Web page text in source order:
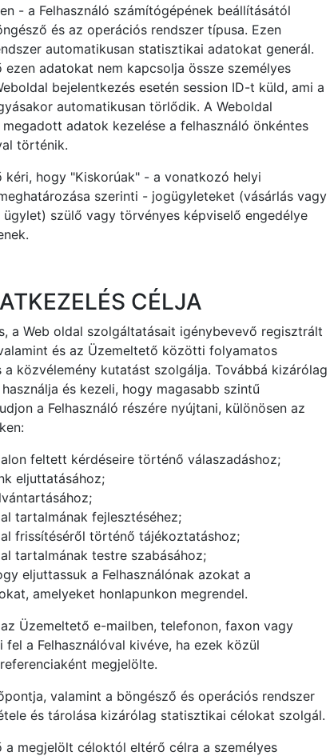
- a Felhasználó számítógépének beállításától
és az operációs rendszer típusa. Ezen
automatikusan statisztikai adatokat generál.
ezen adatokat nem kapcsolja össze személyes
bejelentkezés esetén session ID-t küld, ami a
automatikusan törlődik. A Weboldal
megadott adatok kezelése a felhasználó önkéntes
történik.
kéri, hogy "Kiskorúak" - a vonatkozó helyi
szerinti - jogügyleteket (vásárlás vagy
ügylet) szülő vagy törvényes képviselő engedélye
CÉLJA
a Web oldal szolgáltatásait igénybevevő regisztrált
és az Üzemeltető közötti folyamatos
a közvélemény kutatást szolgálja. Továbbá kizárólag
és kezeli, hogy magasabb szintű
a Felhasználó részére nyújtani, különösen az
feltett kérdéseire történő válaszadáshoz;
eljuttatásához;
tartalmának fejlesztéséhez;
frissítéséről történő tájékoztatáshoz;
tartalmának testre szabásához;
eljuttassuk a Felhasználónak azokat a
amelyeket honlapunkon megrendel.
Üzemeltető e-mailben, telefonon, faxon vagy
fel a Felhasználóval kivéve, ha ezek közül
megjelölte.
valamint a böngésző és operációs rendszer
és tárolása kizárólag statisztikai célokat szolgál.
a megjelölt céloktól eltérő célra a személyes